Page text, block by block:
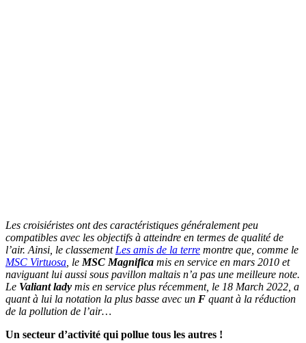
Les croisiéristes ont des caractéristiques généralement peu
compatibles avec les objectifs à atteindre en termes de qualité de
l’air. Ainsi, le classement Les amis de la terre montre que, comme le
MSC Virtuosa , le MSC Magnifica mis en service en mars 2010 et
naviguant lui aussi sous pavillon maltais n’a pas une meilleure note.
Le Valiant lady mis en service plus récemment, le 18 March 2022, a
quant à lui la notation la plus basse avec un F quant à la réduction
de la pollution de l’air…
Un secteur d’activité qui pollue tous les autres !